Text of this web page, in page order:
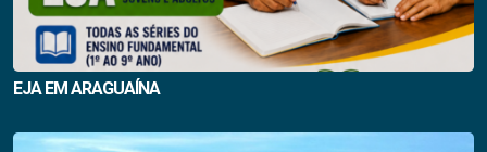
EJA EM ARAGUAÍNA